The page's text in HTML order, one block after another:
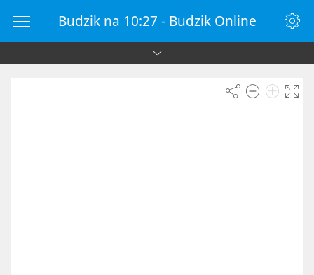
Budzik na 10:27 - Budzik Online